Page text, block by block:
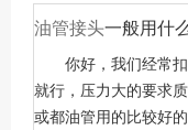
油管接头一般用什
你好，我们经常
就行，压力大的要求
或都油管用的比较好